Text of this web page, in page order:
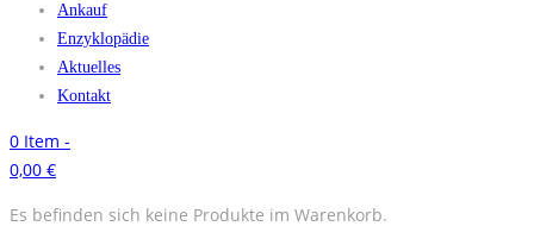
Ankauf
Enzyklopädie
Aktuelles
Kontakt
0 Item -
0,00 €
Es befinden sich keine Produkte im Warenkorb.